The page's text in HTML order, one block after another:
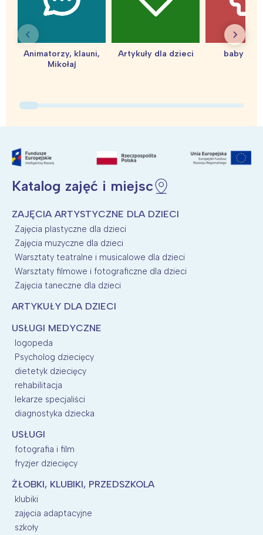
Animatorzy, klauni,
Mikołaj
Artykuły dla dzieci baby
Katalog zajęć i miejsc
ZAJĘCIA ARTYSTYCZNE DLA DZIECI
Zajęcia plastyczne dla dzieci
Zajęcia muzyczne dla dzieci
Warsztaty teatralne i musicalowe dla dzieci
Warsztaty filmowe i fotograficzne dla dzieci
Zajęcia taneczne dla dzieci
ARTYKUŁY DLA DZIECI
USŁUGI MEDYCZNE
logopeda
Psycholog dziecięcy
dietetyk dziecięcy
rehabilitacja
lekarze specjaliści
diagnostyka dziecka
USŁUGI
fotografia i film
fryzjer dziecięcy
ŻŁOBKI, KLUBIKI, PRZEDSZKOLA
klubiki
zajęcia adaptacyjne
szkoły